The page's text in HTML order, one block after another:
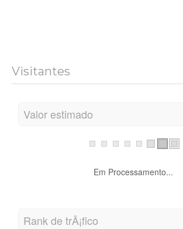
Visitantes
Valor estimado
Em Processamento...
Rank de trÃ¡fico